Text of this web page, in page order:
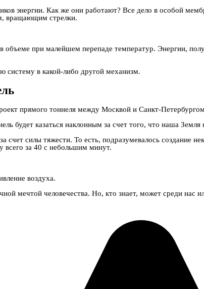
энергии. Как же они работают? Все дело в особой
вращающим стрелки.
объеме при малейшем перепаде температур. Энергии,
систему в какой-либо другой механизм.
прямого тоннеля между Москвой и Санкт-
будет казаться наклонным за счет того, что наша
счет силы тяжести. То есть, подразумевалось создание
всего за 40 с небольшим минут.
воздуха.
мечтой человечества. Но, кто знает, может среди